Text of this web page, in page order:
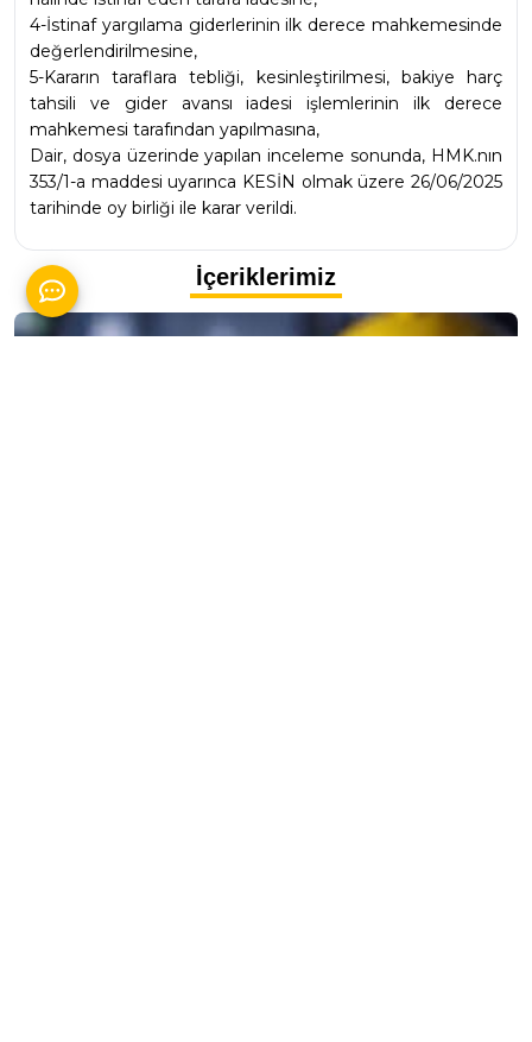
4-İstinaf yargılama giderlerinin ilk derece mahkemesinde
değerlendirilmesine,
5-Kararın taraflara tebliği, kesinleştirilmesi, bakiye harç
tahsili ve gider avansı iadesi işlemlerinin ilk derece
mahkemesi tarafından yapılmasına,
Dair, dosya üzerinde yapılan inceleme sonunda, HMK.nın
353/1-a maddesi uyarınca KESİN olmak üzere 26/06/2025
tarihinde oy birliği ile karar verildi.
İçeriklerimiz